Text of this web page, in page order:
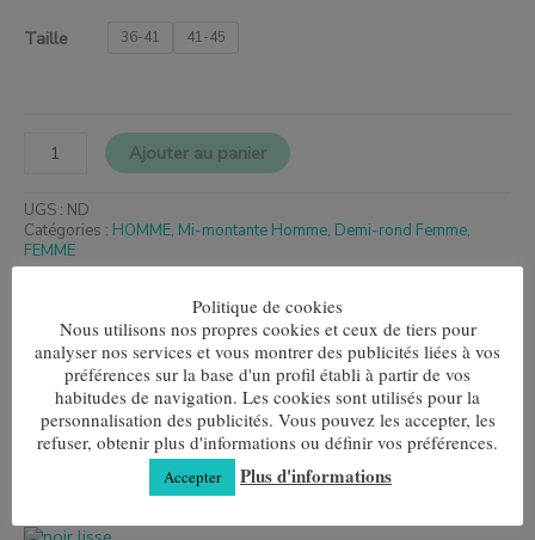
Taille 36-41 41-45
Ajouter au panier
UGS : ND
Catégories : HOMME, Mi-montante Homme, Demi-rond Femme,
FEMME
Produits similaires
Grenat Losange
7,80€
Choix des options
Ce
produit
a
plusieurs
variantes.
Les
options
peuvent
choisies
Vélo
7,80€
Choix des options
Ce
produit
a
plusieurs
variantes.
Les
choisies
Politique de cookies
Nous utilisons nos propres cookies et ceux de tiers pour
analyser nos services et vous montrer des publicités liées à vos
préférences sur la base d'un profil établi à partir de vos
habitudes de navigation. Les cookies sont utilisés pour la
personnalisation des publicités. Vous pouvez les accepter, les
refuser, obtenir plus d'informations ou définir vos préférences.
Accepter Plus d'informations